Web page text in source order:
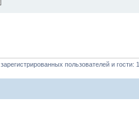
пользователей и гости: 1